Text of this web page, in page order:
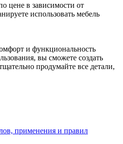
цене в зависимости от
использовать мебель
и функциональность
вы сможете создать
продумайте все детали,
применения и правил